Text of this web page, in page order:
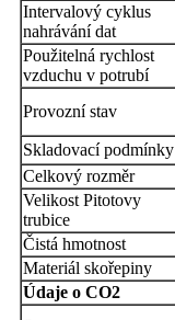
Intervalový cyklus
nahrávání dat
Použitelná rychlost
vzduchu v potrubí
Provozní stav
Skladovací podmínky
Celkový rozměr
Velikost Pitotovy
trubice
Čistá hmotnost
Materiál skořepiny
Údaje o CO2